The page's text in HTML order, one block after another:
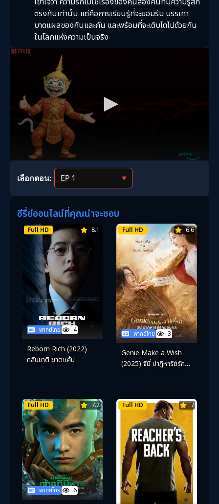
ตรงกันเท่านั้น แต่คือการเรียนรู้ที่จะยอมรับ บรรเทา
บาดแผลของกันและกัน และพร้อมที่จะเติบโตไปด้วยกัน
ในโลกแห่งความเป็นจริง
เลือกตอน: ▼
ซีรี่ย์ออนไลน์ที่คุณน่าจะชอบ
Full HD 8.1
พากย์ไทย 4
Reborn Rich (2022)
กลับชาติ ฆาตแค้น
Full HD 6.6
พากย์ไทย 3
Genie Make a Wish
(2025) จีนี่ ปาฏิหาริย์รัก
Full HD 7.2
พากย์ไทย 6
Full HD 7